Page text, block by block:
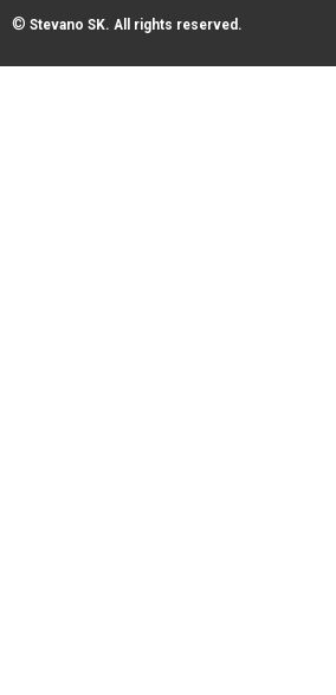
G
A
O
K
© Stevano SK. All rights reserved.